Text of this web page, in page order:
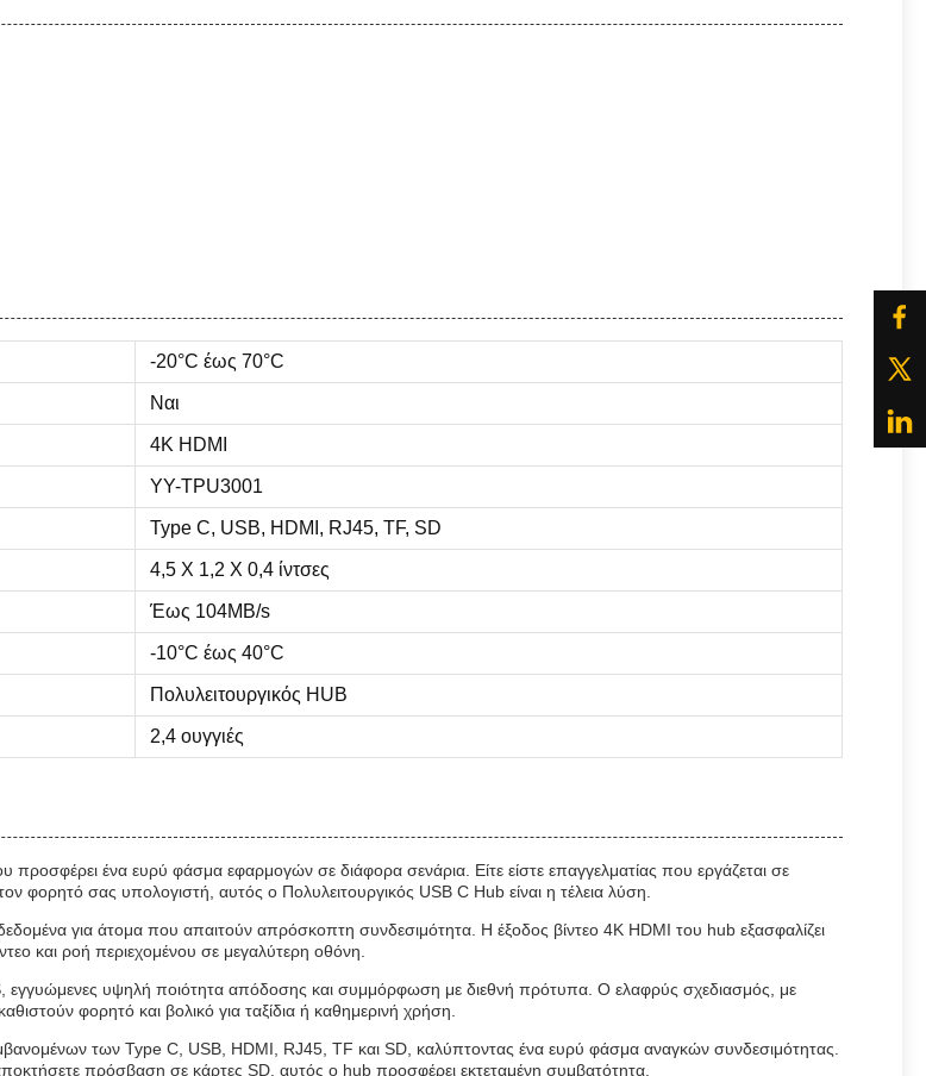
-20°C έως 70°C
Ναι
4K HDMI
YY-TPU3001
Type C, USB, HDMI, RJ45, TF, SD
4,5 X 1,2 X 0,4 ίντσες
Έως 104MB/s
-10°C έως 40°C
Πολυλειτουργικός HUB
2,4 ουγγιές
ένα ευρύ φάσμα εφαρμογών σε διάφορα σενάρια. Είτε είστε επαγγελματίας που εργάζεται σε
φορητό σας υπολογιστή, αυτός ο Πολυλειτουργικός USB C Hub είναι η τέλεια λύση.
για άτομα που απαιτούν απρόσκοπτη συνδεσιμότητα. Η έξοδος βίντεο 4K HDMI του hub εξασφαλίζει
και ροή περιεχομένου σε μεγαλύτερη οθόνη.
εγγυώμενες υψηλή ποιότητα απόδοσης και συμμόρφωση με διεθνή πρότυπα. Ο ελαφρύς σχεδιασμός, με
φορητό και βολικό για ταξίδια ή καθημερινή χρήση.
των Type C, USB, HDMI, RJ45, TF και SD, καλύπτοντας ένα ευρύ φάσμα αναγκών συνδεσιμότητας.
πρόσβαση σε κάρτες SD, αυτός ο hub προσφέρει εκτεταμένη συμβατότητα.